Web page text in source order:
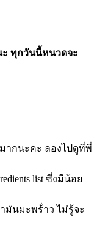
ะ ทุกวันนี้หนวดจะ
ากนะคะ ลองไปดูที่พี่
list ซึ่งมีน้อย
มันมะพร้่าว ไม่รู้จะ